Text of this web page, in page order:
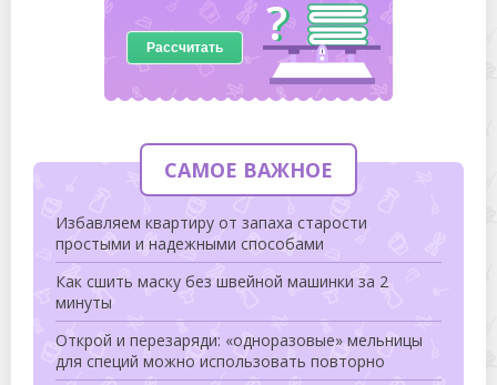
Рассчитать
САМОЕ ВАЖНОЕ
Избавляем квартиру от запаха старости
простыми и надежными способами
Как сшить маску без швейной машинки за 2
минуты
Открой и перезаряди: «одноразовые» мельницы
для специй можно использовать повторно